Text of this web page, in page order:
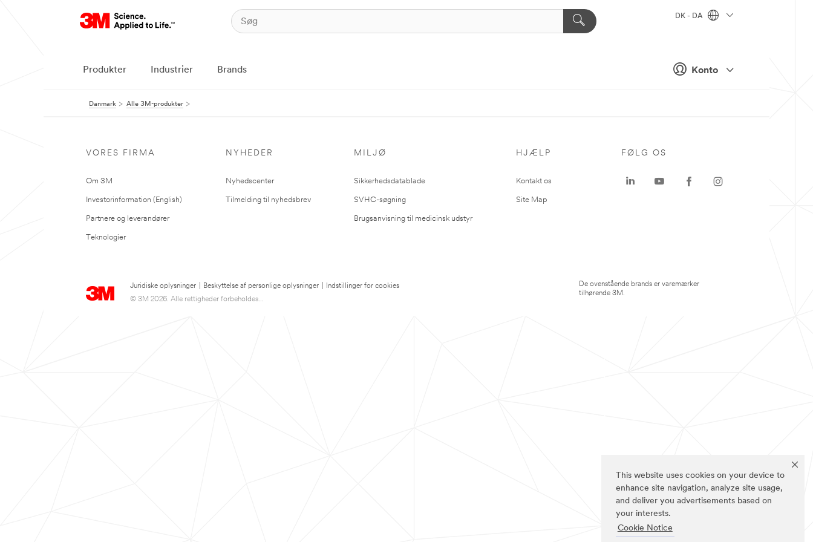
This website uses cookies on your device to
enhance site navigation, analyze site usage,
and deliver you advertisements based on
your interests.
Cookie Notice
Konto
DK - DA
Produkter Industrier Brands
Danmark Alle 3M-produkter
VORES FIRMA
Om 3M
Investorinformation (English)
Partnere og leverandører
Teknologier
NYHEDER
Nyhedscenter
Tilmelding til nyhedsbrev
MILJØ
Sikkerhedsdatablade
SVHC-søgning
Brugsanvisning til medicinsk udstyr
HJÆLP
Kontakt os
Site Map
Juridiske oplysninger Beskyttelse af personlige oplysninger
Indstillinger for cookies
© 3M 2026. Alle rettigheder forbeholdes...
FØLG OS
De ovenstående brands er varemærker
tilhørende 3M.